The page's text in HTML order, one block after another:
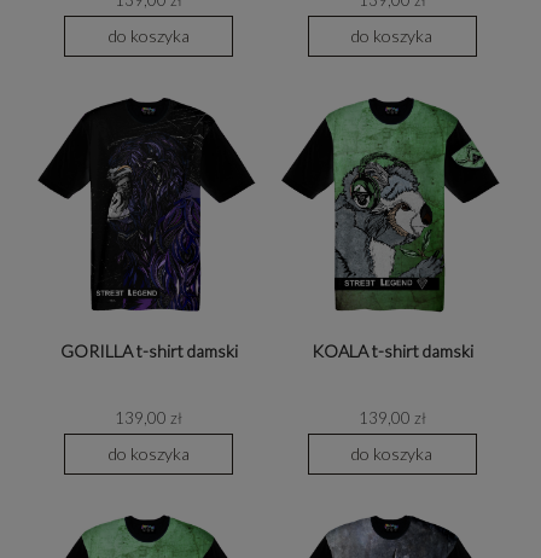
do koszyka do koszyka
GORILLA t-shirt damski
139,00 zł
do koszyka
KOALA t-shirt damski
139,00 zł
do koszyka